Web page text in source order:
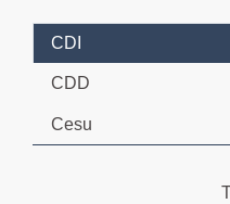
CDI
CDD
Cesu